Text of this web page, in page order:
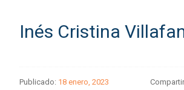
Inés Cristina
Publicado: 18 enero, 2023